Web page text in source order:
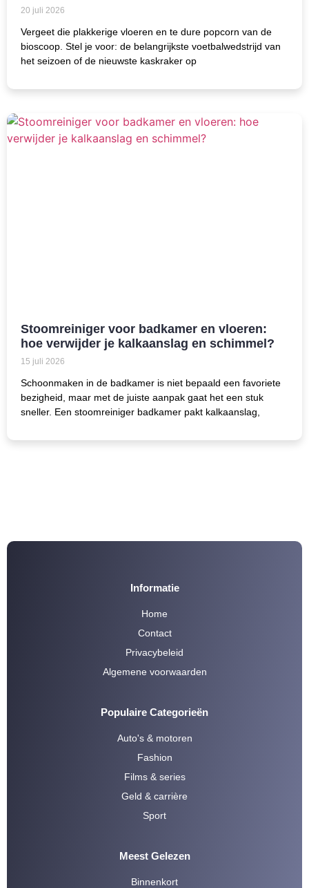
20 juli 2026
Vergeet die plakkerige vloeren en te dure popcorn van de
bioscoop. Stel je voor: de belangrijkste voetbalwedstrijd van
het seizoen of de nieuwste kaskraker op
Stoomreiniger voor badkamer en vloeren:
hoe verwijder je kalkaanslag en schimmel?
15 juli 2026
Schoonmaken in de badkamer is niet bepaald een favoriete
bezigheid, maar met de juiste aanpak gaat het een stuk
sneller. Een stoomreiniger badkamer pakt kalkaanslag,
Informatie
Home
Contact
Privacybeleid
Algemene voorwaarden
Populaire Categorieën
Auto's & motoren
Fashion
Films & series
Geld & carrière
Sport
Meest Gelezen
Binnenkort